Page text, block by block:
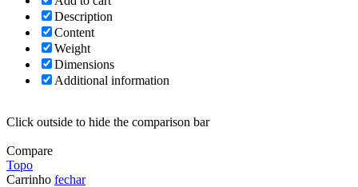
Description
Content
Weight
Dimensions
Additional information
Click outside to hide the comparison bar
Compare
Topo
Carrinho fechar